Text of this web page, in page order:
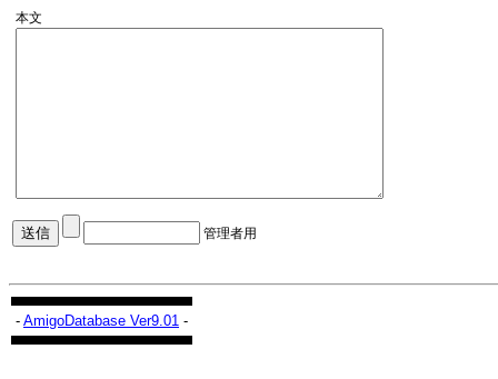
本文
管理者用
- AmigoDatabase Ver9.01 -